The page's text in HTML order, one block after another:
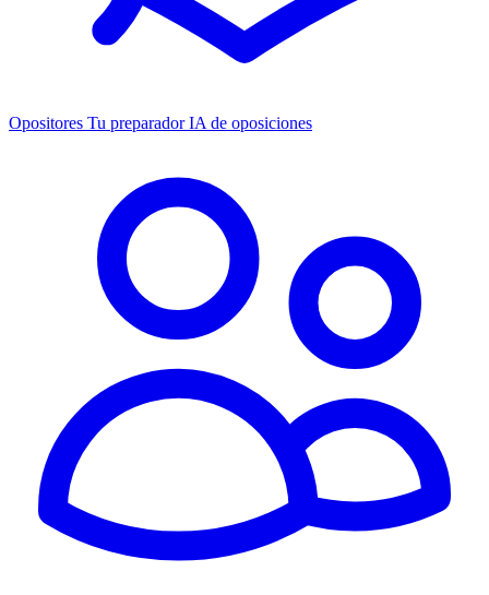
Opositores Tu preparador IA de oposiciones